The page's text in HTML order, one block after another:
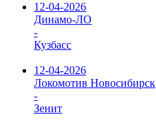
12-04-2026
Динамо-ЛО
-
Кузбасс
12-04-2026
Локомотив Новосибирск
-
Зенит